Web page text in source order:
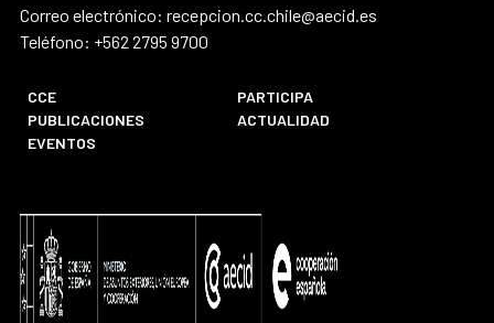
Correo electrónico: recepcion.cc.chile@aecid.es
Teléfono: +562 2795 9700
CCE
PARTICIPA
PUBLICACIONES
ACTUALIDAD
EVENTOS